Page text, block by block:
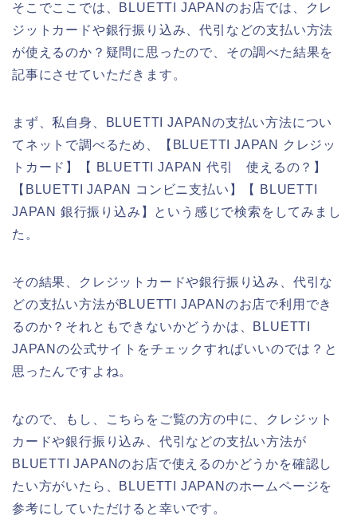
そこでここでは、BLUETTI JAPANのお店では、クレ
ジットカードや銀行振り込み、代引などの支払い方法
が使えるのか？疑問に思ったので、その調べた結果を
記事にさせていただきます。
まず、私自身、BLUETTI JAPANの支払い方法につい
てネットで調べるため、【BLUETTI JAPAN クレジッ
トカード】【 BLUETTI JAPAN 代引 使えるの？】
【BLUETTI JAPAN コンビニ支払い】【 BLUETTI
JAPAN 銀行振り込み】という感じで検索をしてみまし
た。
その結果、クレジットカードや銀行振り込み、代引な
どの支払い方法がBLUETTI JAPANのお店で利用でき
るのか？それともできないかどうかは、BLUETTI
JAPANの公式サイトをチェックすればいいのでは？と
思ったんですよね。
なので、もし、こちらをご覧の方の中に、クレジット
カードや銀行振り込み、代引などの支払い方法が
BLUETTI JAPANのお店で使えるのかどうかを確認し
たい方がいたら、BLUETTI JAPANのホームページを
参考にしていただけると幸いです。